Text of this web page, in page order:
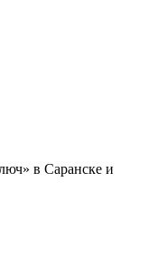
в Саранске и